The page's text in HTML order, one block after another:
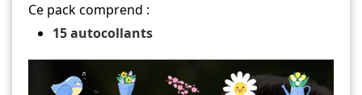
Ce pack comprend :
15 autocollants